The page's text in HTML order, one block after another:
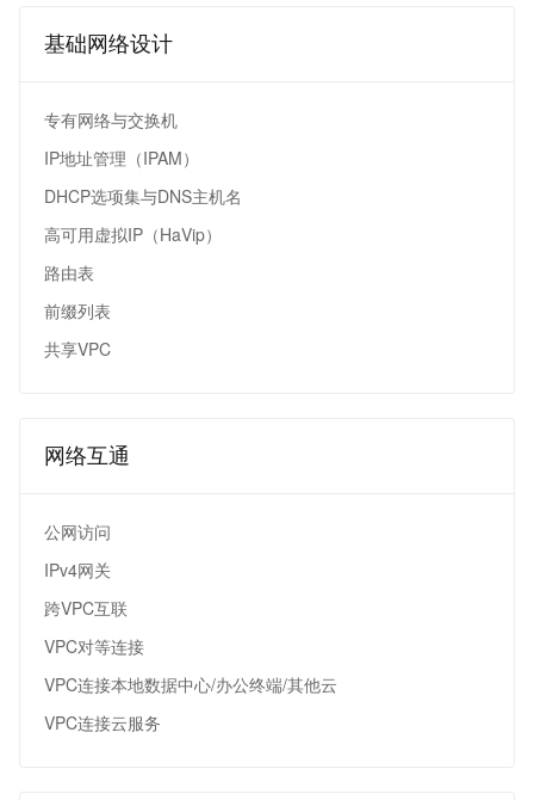
基础网络设计
专有网络与交换机
IP地址管理（IPAM）
DHCP选项集与DNS主机名
高可用虚拟IP（HaVip）
路由表
前缀列表
共享VPC
网络互通
公网访问
IPv4网关
跨VPC互联
VPC对等连接
VPC连接本地数据中心/办公终端/其他云
VPC连接云服务